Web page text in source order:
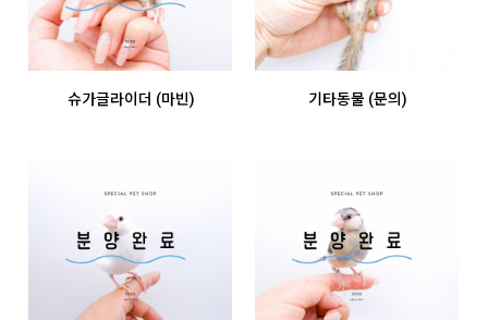
슈가글라이더 (마빈) 기타동물 (문의)